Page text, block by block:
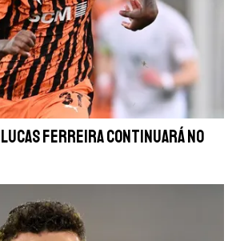
Ferreira continuará no